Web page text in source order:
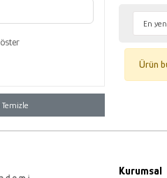
Ürün
Kurumsal